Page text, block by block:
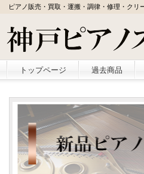
ピアノ販売・買取・運搬・調律・修理・ク
トップページ 過去商品